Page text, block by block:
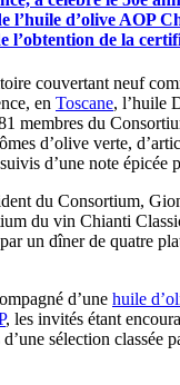
l’huile d’olive AOP
l’obtention de la
cou­ver­tant neuf
en Toscane, l’huile
membres du
d’olive verte,
d’une note épicée
du Consortium,
du vin Chianti
un dîner de quatre
d’une huile
, les invités étant
d’une sélection classée